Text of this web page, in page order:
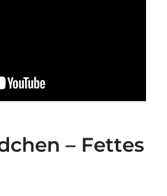
– Fettes